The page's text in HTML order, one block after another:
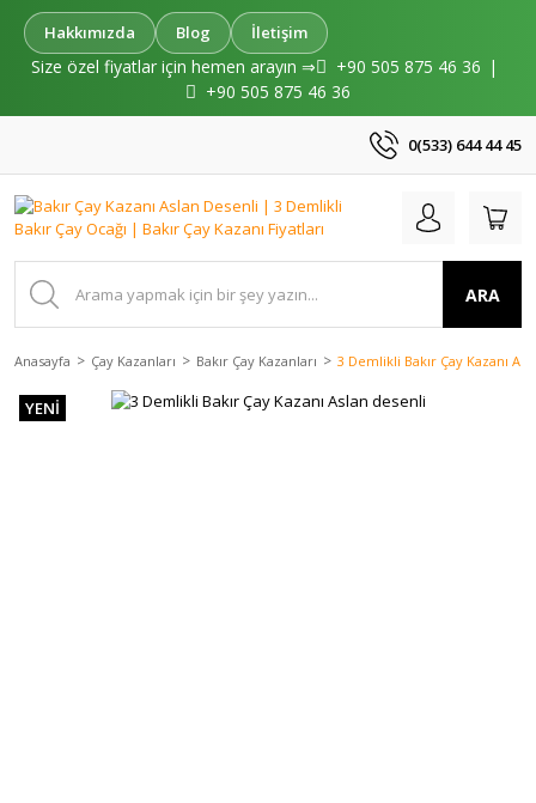
Hakkımızda Blog İletişim
Size özel fiyatlar için hemen arayın ⇒ +90 505 875 46 36 |
+90 505 875 46 36
0(533) 644 44 45
ARA
Anasayfa Çay Kazanları Bakır Çay Kazanları 3 Demlikli Bakır Çay Kazanı
YENİ